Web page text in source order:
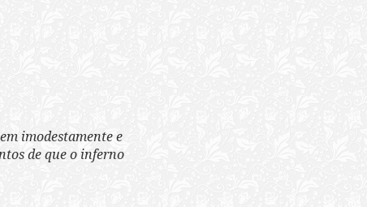
imodestamente e
de que o inferno